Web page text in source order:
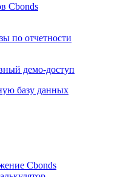
Cbonds
по отчетности
демо-доступ
базу данных
Cbonds